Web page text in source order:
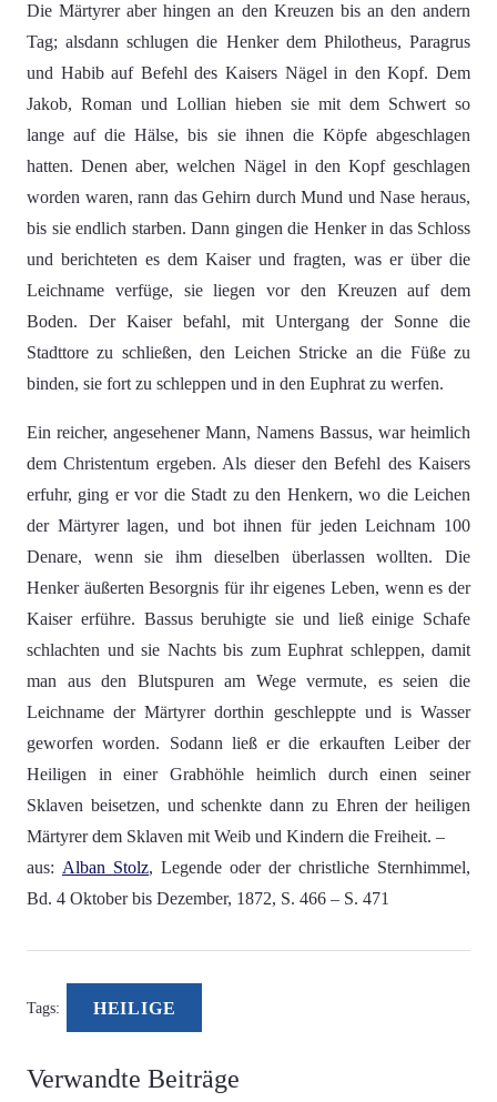
Die Märtyrer aber hingen an den Kreuzen bis an den andern
Tag; alsdann schlugen die Henker dem Philotheus, Paragrus
und Habib auf Befehl des Kaisers Nägel in den Kopf. Dem
Jakob, Roman und Lollian hieben sie mit dem Schwert so
lange auf die Hälse, bis sie ihnen die Köpfe abgeschlagen
hatten. Denen aber, welchen Nägel in den Kopf geschlagen
worden waren, rann das Gehirn durch Mund und Nase heraus,
bis sie endlich starben. Dann gingen die Henker in das Schloss
und berichteten es dem Kaiser und fragten, was er über die
Leichname verfüge, sie liegen vor den Kreuzen auf dem
Boden. Der Kaiser befahl, mit Untergang der Sonne die
Stadttore zu schließen, den Leichen Stricke an die Füße zu
binden, sie fort zu schleppen und in den Euphrat zu werfen.
Ein reicher, angesehener Mann, Namens Bassus, war heimlich
dem Christentum ergeben. Als dieser den Befehl des Kaisers
erfuhr, ging er vor die Stadt zu den Henkern, wo die Leichen
der Märtyrer lagen, und bot ihnen für jeden Leichnam 100
Denare, wenn sie ihm dieselben überlassen wollten. Die
Henker äußerten Besorgnis für ihr eigenes Leben, wenn es der
Kaiser erführe. Bassus beruhigte sie und ließ einige Schafe
schlachten und sie Nachts bis zum Euphrat schleppen, damit
man aus den Blutspuren am Wege vermute, es seien die
Leichname der Märtyrer dorthin geschleppte und is Wasser
geworfen worden. Sodann ließ er die erkauften Leiber der
Heiligen in einer Grabhöhle heimlich durch einen seiner
Sklaven beisetzen, und schenkte dann zu Ehren der heiligen
Märtyrer dem Sklaven mit Weib und Kindern die Freiheit. –
aus: Alban Stolz, Legende oder der christliche Sternhimmel,
Bd. 4 Oktober bis Dezember, 1872, S. 466 – S. 471
Tags: HEILIGE
Verwandte Beiträge